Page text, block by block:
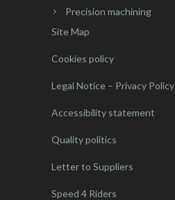
Precision machining
Site Map
Cookies policy
Legal Notice – Privacy Policy
Accessibility statement
Quality politics
Letter to Suppliers
Speed 4 Riders